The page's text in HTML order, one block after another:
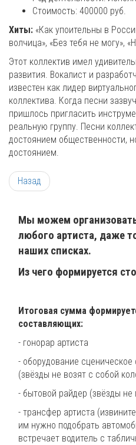
Стоимость: 400000 руб.
Хиты: «Как упоительны в
волчица», «Без тебя не могу»,
Этот коллектив имел
развития. Вокалист и
известен как лидер
коллектива. Когда песни
пришлось пригласить
реальную группу. Песни
достоянием общественности,
достоянием.
Назад
Мы можем
любого артиста, даже
наших списках.
Из чего формируется
Итоговая сумма
составляющих:
- гонорар артиста
- оборудование сценическое
(звёзды не возят с собой
- бытовой райдер (звёзды не
- трансфер артиста
им нужно подобрать
встречает водитель с